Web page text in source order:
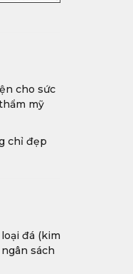
cho sức
mỹ
chỉ đẹp
đá (kim
sách